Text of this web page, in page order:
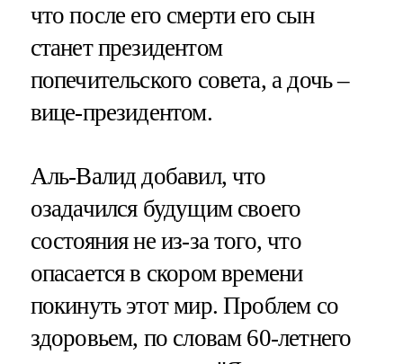
что после его смерти его сын
станет президентом
попечительского совета, а дочь –
вице-президентом.
Аль-Валид добавил, что
озадачился будущим своего
состояния не из-за того, что
опасается в скором времени
покинуть этот мир. Проблем со
здоровьем, по словам 60-летнего